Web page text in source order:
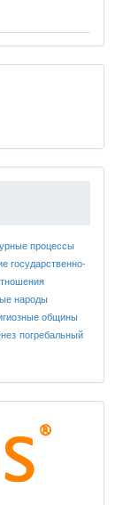
процессы
государственно-
народы
общины
погребальный